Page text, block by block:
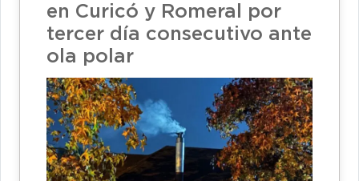
en Curicó y Romeral por
tercer día consecutivo ante
ola polar